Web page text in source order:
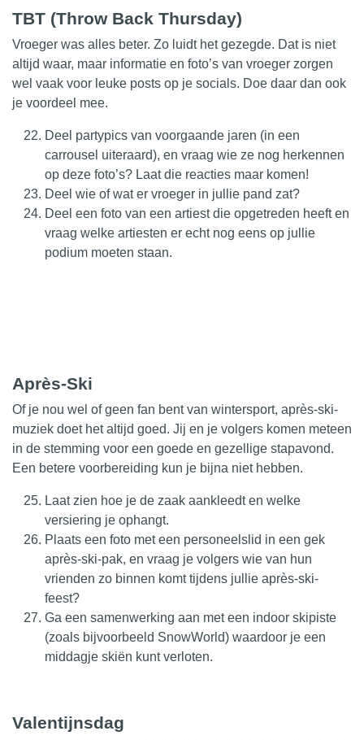
TBT (Throw Back Thursday)
Vroeger was alles beter. Zo luidt het gezegde. Dat is niet
altijd waar, maar informatie en foto’s van vroeger zorgen
wel vaak voor leuke posts op je socials. Doe daar dan ook
je voordeel mee.
Deel partypics van voorgaande jaren (in een
carrousel uiteraard), en vraag wie ze nog herkennen
op deze foto’s? Laat die reacties maar komen!
Deel wie of wat er vroeger in jullie pand zat?
Deel een foto van een artiest die opgetreden heeft en
vraag welke artiesten er echt nog eens op jullie
podium moeten staan.
Après-Ski
Of je nou wel of geen fan bent van wintersport, après-ski-
muziek doet het altijd goed. Jij en je volgers komen meteen
in de stemming voor een goede en gezellige stapavond.
Een betere voorbereiding kun je bijna niet hebben.
Laat zien hoe je de zaak aankleedt en welke
versiering je ophangt.
Plaats een foto met een personeelslid in een gek
après-ski-pak, en vraag je volgers wie van hun
vrienden zo binnen komt tijdens jullie après-ski-
feest?
Ga een samenwerking aan met een indoor skipiste
(zoals bijvoorbeeld SnowWorld) waardoor je een
middagje skiën kunt verloten.
Valentijnsdag